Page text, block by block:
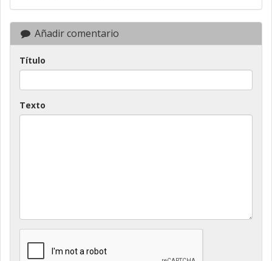
Añadir comentario
Título
Texto